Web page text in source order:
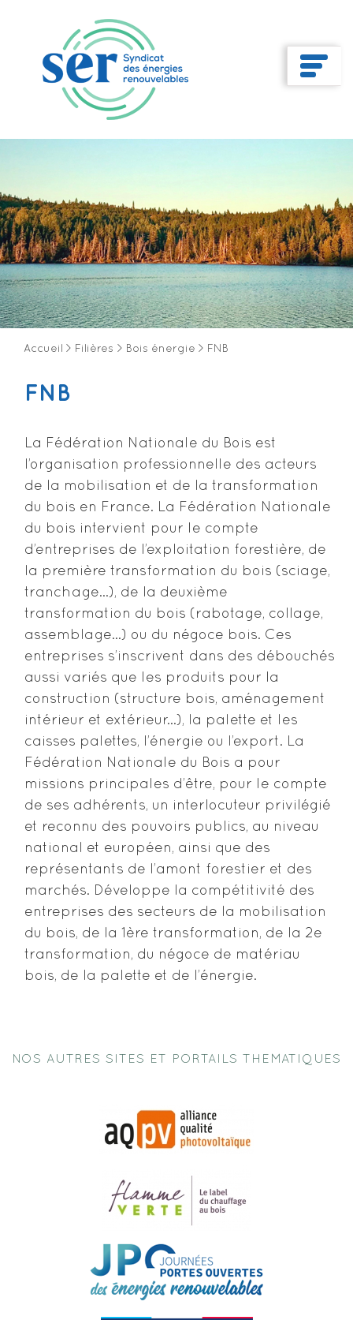
Accueil > Filières > Bois énergie > FNB
FNB
La Fédération Nationale du Bois est
l’organisation professionnelle des acteurs
de la mobilisation et de la transformation
du bois en France. La Fédération Nationale
du bois intervient pour le compte
d’entreprises de l’exploitation forestière, de
la première transformation du bois (sciage,
tranchage…), de la deuxième
transformation du bois (rabotage, collage,
assemblage…) ou du négoce bois. Ces
entreprises s’inscrivent dans des débouchés
aussi variés que les produits pour la
construction (structure bois, aménagement
intérieur et extérieur…), la palette et les
caisses palettes, l’énergie ou l’export. La
Fédération Nationale du Bois a pour
missions principales d’être, pour le compte
de ses adhérents, un interlocuteur privilégié
et reconnu des pouvoirs publics, au niveau
national et européen, ainsi que des
représentants de l’amont forestier et des
marchés. Développe la compétitivité des
entreprises des secteurs de la mobilisation
du bois, de la 1ère transformation, de la 2e
transformation, du négoce de matériau
bois, de la palette et de l’énergie.
NOS AUTRES SITES ET PORTAILS THEMATIQUES